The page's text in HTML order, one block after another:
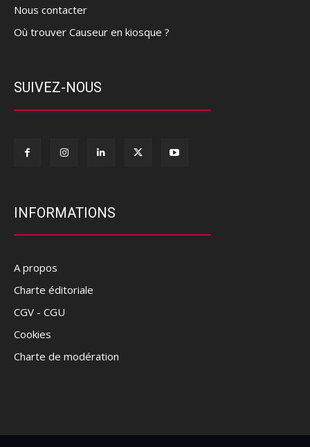
Nous contacter
Où trouver Causeur en kiosque ?
SUIVEZ-NOUS
INFORMATIONS
A propos
Charte éditoriale
CGV - CGU
Cookies
Charte de modération